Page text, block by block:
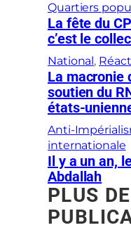
Quartiers
La fête du
c’est le
National,
La macronie
soutien du
états-
Anti-
internationale
Il y a un an,
Abdallah
PLUS DE